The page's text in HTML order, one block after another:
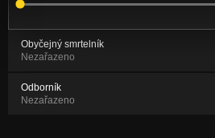
Obyčejný smrtelník
Nezařazeno
Odborník
Nezařazeno